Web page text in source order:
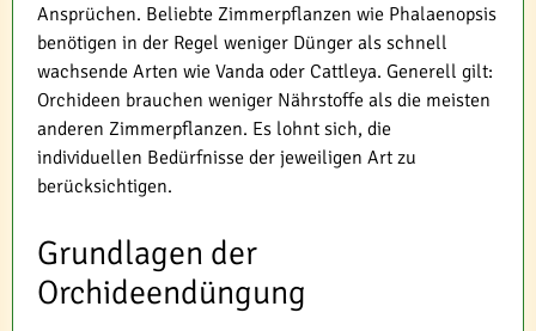
Ansprüchen. Beliebte Zimmerpflanzen wie Phalaenopsis
benötigen in der Regel weniger Dünger als schnell
wachsende Arten wie Vanda oder Cattleya. Generell gilt:
Orchideen brauchen weniger Nährstoffe als die meisten
anderen Zimmerpflanzen. Es lohnt sich, die
individuellen Bedürfnisse der jeweiligen Art zu
berücksichtigen.
Grundlagen der
Orchideendüngung